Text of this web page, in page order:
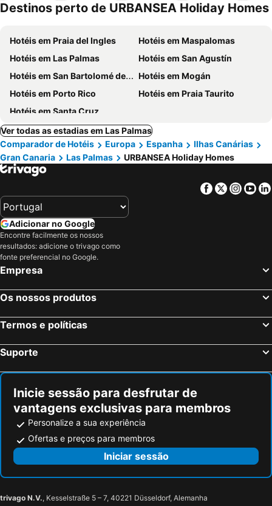
Destinos perto de URBANSEA Holiday Homes
Hotéis em Praia del Ingles
Hotéis em Maspalomas
Hotéis em Las Palmas
Hotéis em San Agustín
Hotéis em San Bartolomé de Tirajana
Hotéis em Mogán
Hotéis em Porto Rico
Hotéis em Praia Taurito
Hotéis em Santa Cruz
Ver todas as estadias em Las Palmas
Comparador de Hotéis
Europa Espanha
Ilhas Canárias
Gran Canaria
Las Palmas URBANSEA Holiday Homes
Facebook
Twitter
Adicionar no Google
Encontre facilmente os nossos
resultados: adicione o trivago como
fonte preferencial no Google.
Empresa
Os nossos produtos
Termos e políticas
Suporte
Inicie sessão para desfrutar de
vantagens exclusivas para membros
Personalize a sua experiência
Ofertas e preços para membros
Iniciar sessão
trivago N.V., Kesselstraße 5 – 7, 40221 Düsseldorf, Alemanha